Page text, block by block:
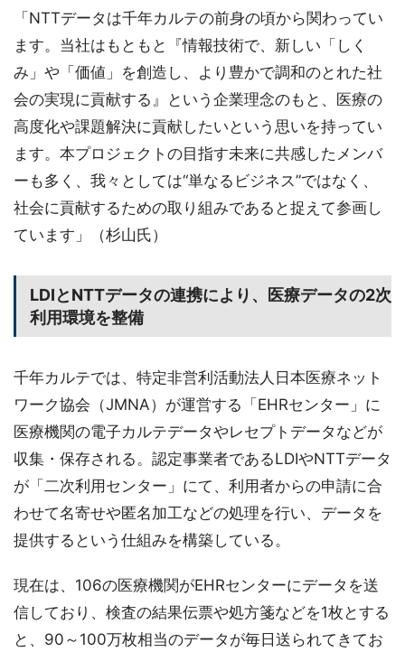
「NTTデータは千年カルテの前身の頃から関わってい
ます。当社はもともと『情報技術で、新しい「しく
み」や「価値」を創造し、より豊かで調和のとれた社
会の実現に貢献する』という企業理念のもと、医療の
高度化や課題解決に貢献したいという思いを持ってい
ます。本プロジェクトの目指す未来に共感したメンバ
ーも多く、我々としては“単なるビジネス”ではなく、
社会に貢献するための取り組みであると捉えて参画し
ています」（杉山氏）
LDIとNTTデータの連携により、医療データの2次
利用環境を整備
千年カルテでは、特定非営利活動法人日本医療ネット
ワーク協会（JMNA）が運営する「EHRセンター」に
医療機関の電子カルテデータやレセプトデータなどが
収集・保存される。認定事業者であるLDIやNTTデータ
が「二次利用センター」にて、利用者からの申請に合
わせて名寄せや匿名加工などの処理を行い、データを
提供するという仕組みを構築している。
現在は、106の医療機関がEHRセンターにデータを送
信しており、検査の結果伝票や処方箋などを1枚とする
と、90～100万枚相当のデータが毎日送られてきてお